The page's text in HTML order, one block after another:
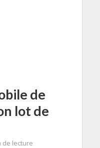
de
lot de
de lecture